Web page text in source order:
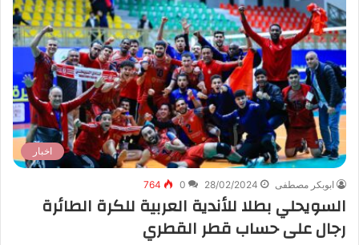
اخبار
ابوبكر مصطفى 28/02/2024
0
764
السويحلي بطلا للأندية العربية للكرة الطائرة
رجال على حساب قطر القطري